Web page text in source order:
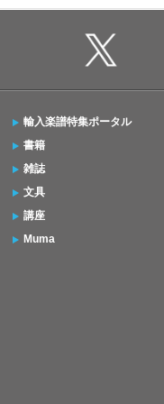
輸入楽譜特集ポータル
書籍
雑誌
文具
講座
Muma